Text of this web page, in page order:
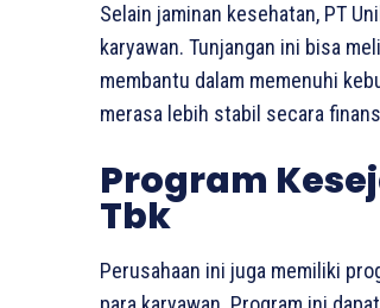
Selain jaminan kesehatan, PT
karyawan. Tunjangan ini bisa
membantu dalam memenuhi
merasa lebih stabil secara
Program
Tbk
Perusahaan ini juga memiliki